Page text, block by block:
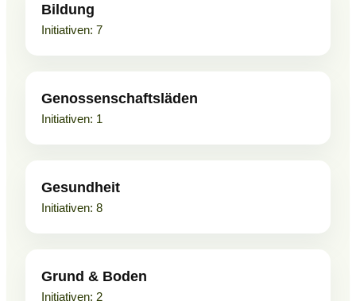
Bildung
7
Genossenschaftsläden
1
Gesundheit
8
Grund & Boden
2